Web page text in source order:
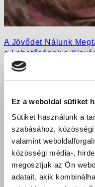
Ez a weboldal sütiket
Sütiket használunk a
szabásához,
valamint
közösségi média-,
megosztjuk az Ön
adatait, akik
A Jövődet Nálunk
a Lehetőségek a